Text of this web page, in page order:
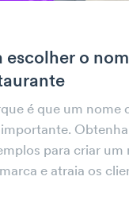
escolher o
é que um nome
para criar um
e atraia os